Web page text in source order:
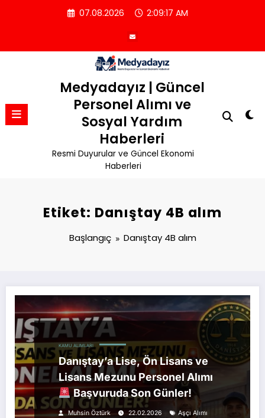
07.08.2026 2:09:18 AM
Medyadayız | Güncel
Personel Alımı ve
Sosyal Yardım
Haberleri
Resmi Duyurular ve Güncel Ekonomi
Haberleri
Etiket: Danıştay 4B alım
Başlangıç Danıştay 4B alım
KAMU ALIMLARI
Danıştay’a Lise, Ön Lisans ve
Lisans Mezunu Personel Alımı
Başvuruda Son Günler!
Muhsin Öztürk 22.02.2026
Aşçı Alımı